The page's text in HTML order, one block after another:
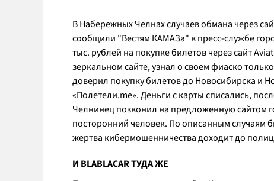
В Набережных Челнах случаев обмана через
сообщили "Вестям КАМАЗа" в пресс-службе
тыс. рублей на покупке билетов через сайт
зеркальном сайте, узнал о своем фиаско
доверил покупку билетов до Новосибирска и
«Полетели.me». Деньги с карты списались,
Челнинец позвонил на предложенную сайтом
посторонний человек. По описанным случаям
жертва кибермошенничества доходит до
И BLABLACAR ТУДА ЖЕ